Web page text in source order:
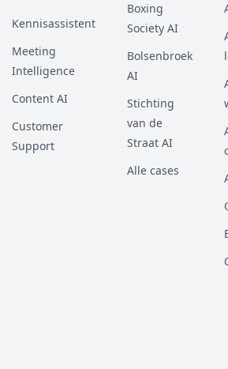
Kennisassistent
Meeting
Intelligence
Content AI
Customer
Support
Boxing
Society AI
Bolsenbroek
AI
Stichting
van de
Straat AI
Alle cases